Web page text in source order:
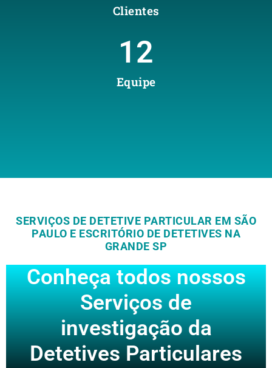
Clientes
Equipe
12
SERVIÇOS DE DETETIVE PARTICULAR EM SÃO
PAULO E ESCRITÓRIO DE DETETIVES NA
GRANDE SP
Conheça todos nossos
Serviços de
investigação da
Detetives Particulares